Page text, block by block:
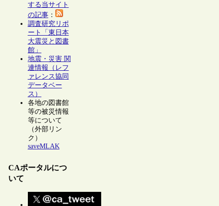
する当サイト
の記事：
調査研究リポ
ート「東日本
大震災と図書
館」
地震・災害 関
連情報（レフ
ァレンス協同
データベー
ス）
各地の図書館
等の被災情報
等について
（外部リン
ク）
saveMLAK
CAポータルにつ
いて